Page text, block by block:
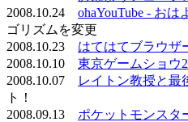
2008.10.24 ohaYouTube - おは
ゴリズムを変更
2008.10.23 はてはてブラウザ
2008.10.10 東京ゲームショウ
2008.10.07
レイトン教授と最
ト！
2008.09.13 ポケットモンスタ